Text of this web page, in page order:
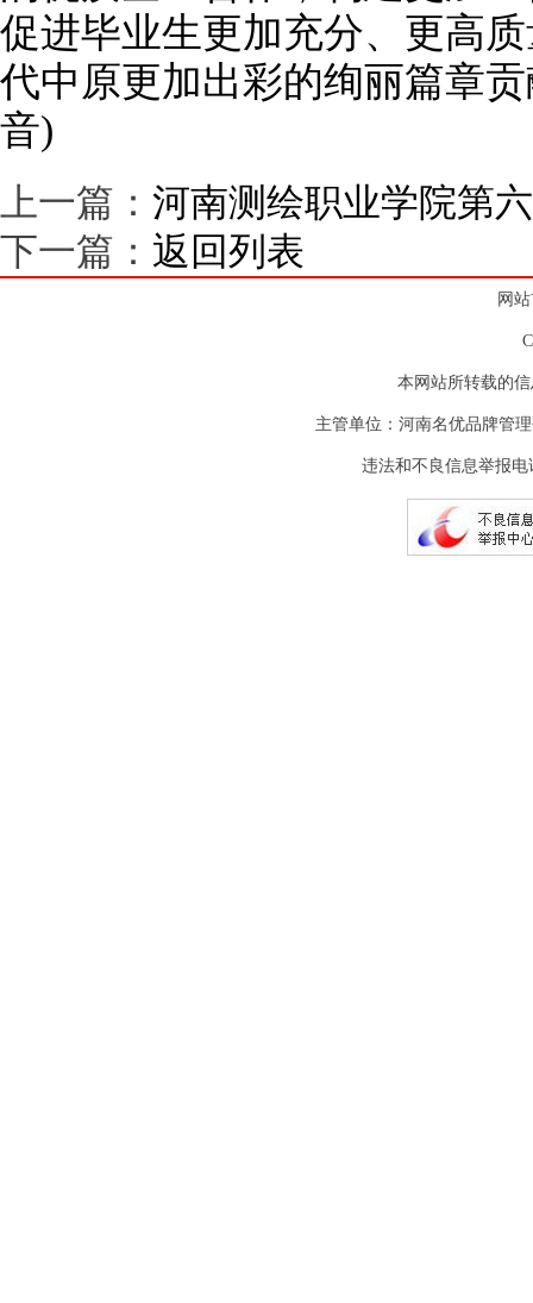
促进毕业生更加充分、更高
代中原更加出彩的绚丽篇章
音)
上一篇： 河南测绘职业学院第
下一篇： 返回列表
网
本网站所转载的
主管单位：河南名优品牌管
违法和不良信息举报